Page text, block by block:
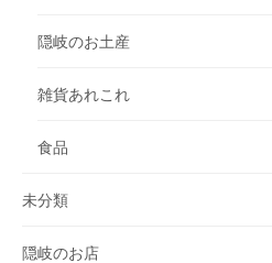
隠岐のお土産
雑貨あれこれ
食品
未分類
隠岐のお店